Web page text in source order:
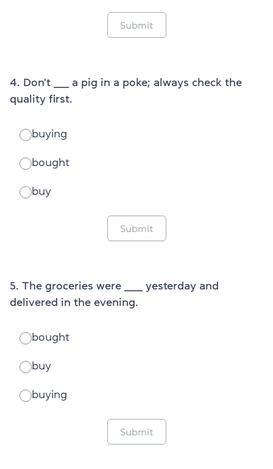
Submit
4. Don't _____ a pig in a poke; always check the
quality first.
buying
bought
buy
Submit
5. The groceries were ______ yesterday and
delivered in the evening.
bought
buy
buying
Submit